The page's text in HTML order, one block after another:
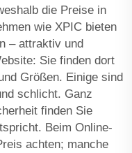
die Preise in
wie XPIC bieten
– attraktiv und
Sie finden dort
Größen. Einige sind
schlicht. Ganz
finden Sie
Beim Online-
achten; manche